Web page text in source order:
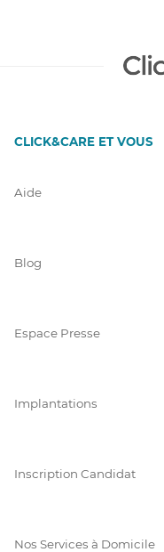
CLICK&CARE ET VOUS
Aide
Blog
Espace Presse
Implantations
Inscription Candidat
Nos Services à Domicile